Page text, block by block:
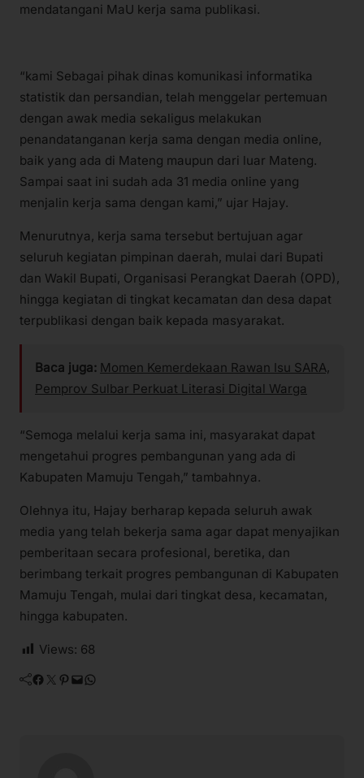
mendatangani MaU kerja sama publikasi.
“kami Sebagai pihak dinas komunikasi informatika
statistik dan persandian, telah menggelar pertemuan
dengan awak media sekaligus melakukan
penandatanganan kerja sama dengan media online,
baik yang ada di Mateng maupun dari luar Mateng.
Sampai saat ini sudah ada 31 media online yang
menjalin kerja sama dengan kami,” ujar Hajay.
Menurutnya, kerja sama tersebut bertujuan agar
seluruh kegiatan pimpinan daerah, mulai dari Bupati
dan Wakil Bupati, Organisasi Perangkat Daerah (OPD),
hingga kegiatan di tingkat kecamatan dan desa dapat
terpublikasi dengan baik kepada masyarakat.
Baca juga: Momen Kemerdekaan Rawan Isu SARA,
Pemprov Sulbar Perkuat Literasi Digital Warga
“Semoga melalui kerja sama ini, masyarakat dapat
mengetahui progres pembangunan yang ada di
Kabupaten Mamuju Tengah,” tambahnya.
Olehnya itu, Hajay berharap kepada seluruh awak
media yang telah bekerja sama agar dapat menyajikan
pemberitaan secara profesional, beretika, dan
berimbang terkait progres pembangunan di Kabupaten
Mamuju Tengah, mulai dari tingkat desa, kecamatan,
hingga kabupaten.
Views: 68
Facebook Twitter Pinterest Mail WhatsApp